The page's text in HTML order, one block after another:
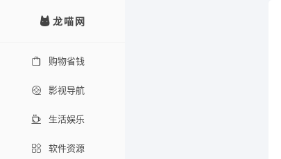
龙喵网
购物省钱
影视导航
生活娱乐
软件资源